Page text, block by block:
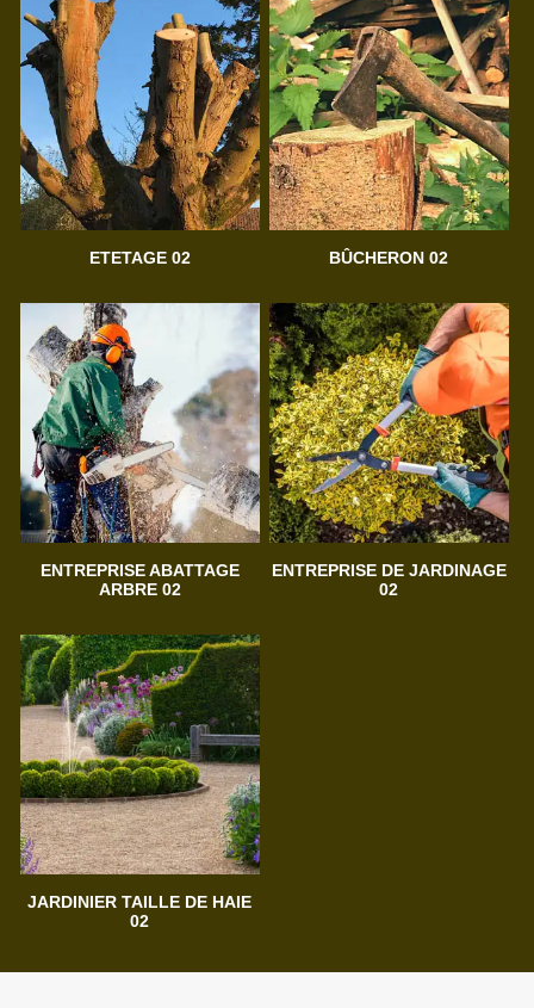
ETETAGE 02 BÛCHERON 02
ENTREPRISE ABATTAGE
ARBRE 02
ENTREPRISE DE JARDINAGE
02
JARDINIER TAILLE DE HAIE
02